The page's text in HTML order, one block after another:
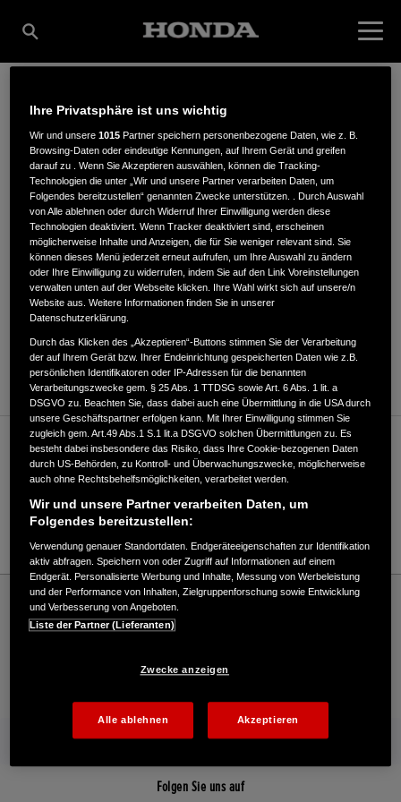
BORCHERS & SPEER
GMBH
Grasweg 23 A,24118,Kiel
ANFAHRTSBESCHREIBUNG ANFORDERN
Verkauf / Kundendienst
0431/546500
E-Mail
Honda
Industrie
Borchers & Speer GmbH - Industrie – Honda - HONDA Deutschland Offizielle Website
| The Power of Dreams
Mehr von Honda
Folgen Sie uns auf
Ihre Privatsphäre ist uns wichtig
Wir und unsere1015 Partner speichern personenbezogene Daten, wie z. B.
Browsing-Daten oder eindeutige Kennungen, auf Ihrem Gerät und greifen
darauf zu . Wenn Sie Akzeptieren auswählen, können die Tracking-
Technologien die unter „Wir und unsere Partner verarbeiten Daten, um
Folgendes bereitzustellen“ genannten Zwecke unterstützen. . Durch Auswahl
von Alle ablehnen oder durch Widerruf Ihrer Einwilligung werden diese
Technologien deaktiviert. Wenn Tracker deaktiviert sind, erscheinen
möglicherweise Inhalte und Anzeigen, die für Sie weniger relevant sind. Sie
können dieses Menü jederzeit erneut aufrufen, um Ihre Auswahl zu ändern
oder Ihre Einwilligung zu widerrufen, indem Sie auf den Link Voreinstellungen
verwalten unten auf der Webseite klicken. Ihre Wahl wirkt sich auf unsere/n
Website aus. Weitere Informationen finden Sie in unserer
Datenschutzerklärung.
Durch das Klicken des „Akzeptieren“-Buttons stimmen Sie der Verarbeitung
der auf Ihrem Gerät bzw. Ihrer Endeinrichtung gespeicherten Daten wie z.B.
persönlichen Identifikatoren oder IP-Adressen für die benannten
Verarbeitungszwecke gem. § 25 Abs. 1 TTDSG sowie Art. 6 Abs. 1 lit. a
DSGVO zu. Beachten Sie, dass dabei auch eine Übermittlung in die USA durch
unsere Geschäftspartner erfolgen kann. Mit Ihrer Einwilligung stimmen Sie
zugleich gem. Art.49 Abs.1 S.1 lit.a DSGVO solchen Übermittlungen zu. Es
besteht dabei insbesondere das Risiko, dass Ihre Cookie-bezogenen Daten
durch US-Behörden, zu Kontroll- und Überwachungszwecke, möglicherweise
auch ohne Rechtsbehelfsmöglichkeiten, verarbeitet werden.
Wir und unsere Partner verarbeiten Daten, um
Folgendes bereitzustellen:
Verwendung genauer Standortdaten. Endgeräteeigenschaften zur Identifikation
aktiv abfragen. Speichern von oder Zugriff auf Informationen auf einem
Endgerät. Personalisierte Werbung und Inhalte, Messung von Werbeleistung
und der Performance von Inhalten, Zielgruppenforschung sowie Entwicklung
und Verbesserung von Angeboten.
Liste der Partner (Lieferanten)
Zwecke anzeigen
Alle ablehnen Akzeptieren